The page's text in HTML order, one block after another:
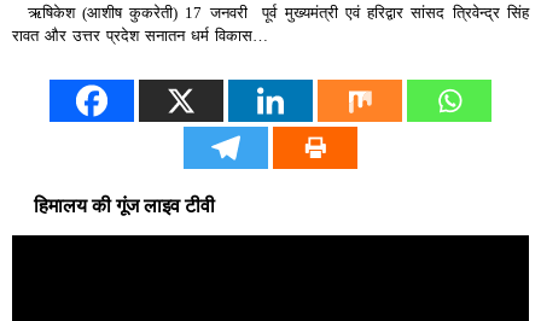
ऋषिकेश (आशीष कुकरेती) 17 जनवरी पूर्व मुख्यमंत्री एवं हरिद्वार सांसद त्रिवेन्द्र सिंह
रावत और उत्तर प्रदेश सनातन धर्म विकास…
हिमालय की गूंज लाइव टीवी